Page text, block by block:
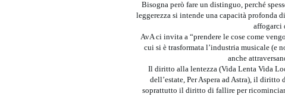
Bisogna però fare un distinguo, perché
leggerezza si intende una capacità profonda
affogarci
AvA ci invita a “prendere le cose come
cui si è trasformata l’industria musicale (e
anche
Il diritto alla lentezza (Vida Lenta Vida
dell’estate, Per Aspera ad Astra), il
soprattutto il diritto di fallire per